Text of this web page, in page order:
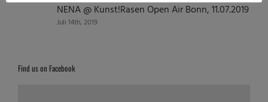
NENA @ Kunst!Rasen Open Air Bonn, 11.07.2019
Juli 14th, 2019
Find us on Facebook